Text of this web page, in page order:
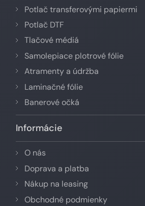
Potlač transferovými papiermi
Potlač DTF
Tlačové médiá
Samolepiace plotrové fólie
Atramenty a údržba
Laminačné fólie
Banerové očká
Informácie
O nás
Doprava a platba
Nákup na leasing
Obchodné podmienky